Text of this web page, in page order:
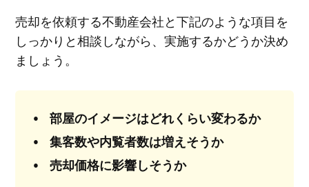
売却を依頼する不動産会社と下記のような項目を
しっかりと相談しながら、実施するかどうか決め
ましょう。
部屋のイメージはどれくらい変わるか
集客数や内覧者数は増えそうか
売却価格に影響しそうか